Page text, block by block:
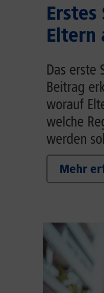
Eltern
Das erste
Beitrag
worauf
welche
werden
Mehr